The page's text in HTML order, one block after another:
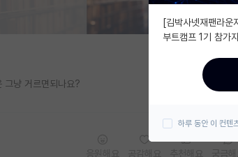
그냥 거르면되나요?
[김박사넷재팬라
부트캠프 1기 참가
하루 동안 이 컨텐